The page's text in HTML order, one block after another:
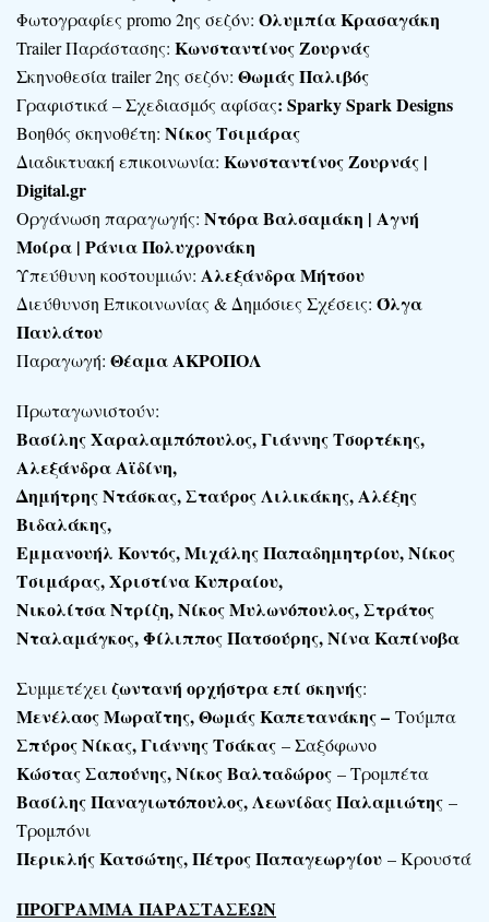
Φωτογραφίες promo 2ης σεζόν: Ολυμπία Κρασαγάκη
Trailer Παράστασης: Κωνσταντίνος Ζουρνάς
Σκηνοθεσία trailer 2ης σεζόν: Θωμάς Παλιβός
Γραφιστικά – Σχεδιασμός αφίσας: Sparky Spark Designs
Βοηθός σκηνοθέτη: Νίκος Τσιμάρας
Διαδικτυακή επικοινωνία: Κωνσταντίνος Ζουρνάς |
Digital.gr
Οργάνωση παραγωγής: Ντόρα Βαλσαμάκη | Αγνή
Μοίρα | Ράνια Πολυχρονάκη
Υπεύθυνη κοστουμιών: Αλεξάνδρα Μήτσου
Διεύθυνση Επικοινωνίας & Δημόσιες Σχέσεις: Όλγα
Παυλάτου
Παραγωγή: Θέαμα ΑΚΡΟΠΟΛ
Πρωταγωνιστούν:
Βασίλης Χαραλαμπόπουλος, Γιάννης Τσορτέκης,
Αλεξάνδρα Αϊδίνη,
Δημήτρης Ντάσκας, Σταύρος Λιλικάκης, Αλέξης
Βιδαλάκης,
Εμμανουήλ Κοντός, Μιχάλης Παπαδημητρίου, Νίκος
Τσιμάρας, Χριστίνα Κυπραίου,
Νικολίτσα Ντρίζη, Νίκος Μυλωνόπουλος, Στράτος
Νταλαμάγκος, Φίλιππος Πατσούρης, Νίνα Καπίνοβα
Συμμετέχειζωντανή ορχήστρα επί σκηνής:
Μενέλαος Μωραΐτης, Θωμάς Καπετανάκης – Τούμπα
Σπύρος Νίκας, Γιάννης Τσάκας – Σαξόφωνο
Κώστας Σαπούνης, Νίκος Βαλταδώρος – Τρομπέτα
Βασίλης Παναγιωτόπουλος, Λεωνίδας Παλαμιώτης –
Τρομπόνι
Περικλής Κατσώτης, Πέτρος Παπαγεωργίου – Κρουστά
ΠΡΟΓΡΑΜΜΑ ΠΑΡΑΣΤΑΣΕΩΝ